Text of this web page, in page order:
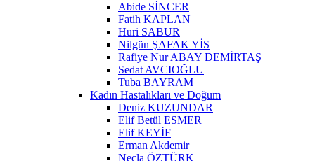
Abide SİNCER
Fatih KAPLAN
Huri SABUR
Nilgün ŞAFAK YİS
Rafiye Nur ABAY DEMİRTAŞ
Sedat AVCIOĞLU
Tuba BAYRAM
Kadın Hastalıkları ve Doğum
Deniz KUZUNDAR
Elif Betül ESMER
Elif KEYİF
Erman Akdemir
Necla ÖZTÜRK